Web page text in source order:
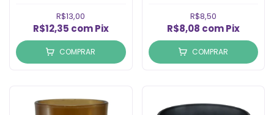
R$13,00
R$12,35 com Pix
COMPRAR
R$8,50
R$8,08 com Pix
COMPRAR